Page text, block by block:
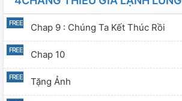
Chap 9 : Chúng Ta Kết Thúc Rồi
Chap 10
Tặng Ảnh